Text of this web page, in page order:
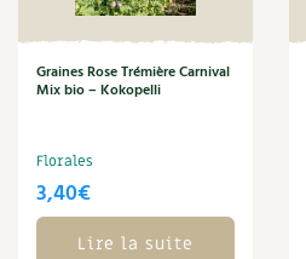
Dossier4 saisons
Actualités
Conseils vidéo des
Secrets d’abonné
Graines Rose Trémière Carnival
Mix bio – Kokopelli
Florales
3,40€
Lire la suite